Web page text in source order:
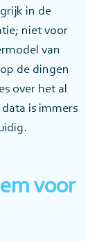
in de
niet voor
van
de dingen
over het al
is immers
voor